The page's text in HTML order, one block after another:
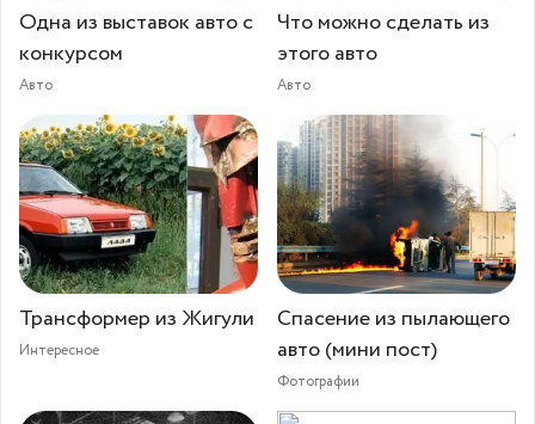
Одна из выставок авто с
конкурсом
Авто
Что можно сделать из
этого авто
Авто
Трансформер из Жигули
Интересное
Спасение из пылающего
авто (мини пост)
Фотографии